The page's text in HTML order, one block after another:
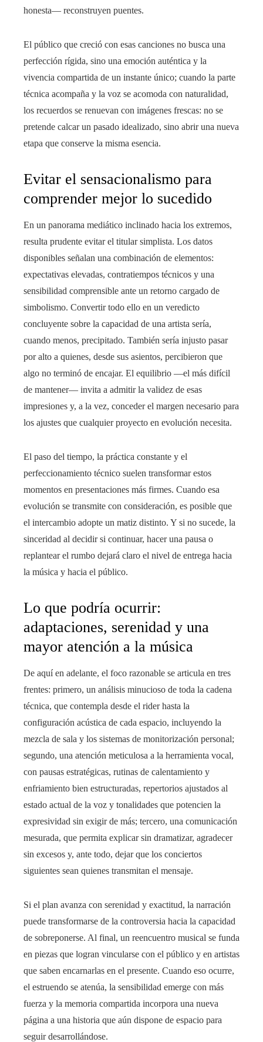
honesta— reconstruyen puentes.
El público que creció con esas canciones no busca una
perfección rígida, sino una emoción auténtica y la
vivencia compartida de un instante único; cuando la parte
técnica acompaña y la voz se acomoda con naturalidad,
los recuerdos se renuevan con imágenes frescas: no se
pretende calcar un pasado idealizado, sino abrir una nueva
etapa que conserve la misma esencia.
Evitar el sensacionalismo para
comprender mejor lo sucedido
En un panorama mediático inclinado hacia los extremos,
resulta prudente evitar el titular simplista. Los datos
disponibles señalan una combinación de elementos:
expectativas elevadas, contratiempos técnicos y una
sensibilidad comprensible ante un retorno cargado de
simbolismo. Convertir todo ello en un veredicto
concluyente sobre la capacidad de una artista sería,
cuando menos, precipitado. También sería injusto pasar
por alto a quienes, desde sus asientos, percibieron que
algo no terminó de encajar. El equilibrio —el más difícil
de mantener— invita a admitir la validez de esas
impresiones y, a la vez, conceder el margen necesario para
los ajustes que cualquier proyecto en evolución necesita.
El paso del tiempo, la práctica constante y el
perfeccionamiento técnico suelen transformar estos
momentos en presentaciones más firmes. Cuando esa
evolución se transmite con consideración, es posible que
el intercambio adopte un matiz distinto. Y si no sucede, la
sinceridad al decidir si continuar, hacer una pausa o
replantear el rumbo dejará claro el nivel de entrega hacia
la música y hacia el público.
Lo que podría ocurrir:
adaptaciones, serenidad y una
mayor atención a la música
De aquí en adelante, el foco razonable se articula en tres
frentes: primero, un análisis minucioso de toda la cadena
técnica, que contempla desde el rider hasta la
configuración acústica de cada espacio, incluyendo la
mezcla de sala y los sistemas de monitorización personal;
segundo, una atención meticulosa a la herramienta vocal,
con pausas estratégicas, rutinas de calentamiento y
enfriamiento bien estructuradas, repertorios ajustados al
estado actual de la voz y tonalidades que potencien la
expresividad sin exigir de más; tercero, una comunicación
mesurada, que permita explicar sin dramatizar, agradecer
sin excesos y, ante todo, dejar que los conciertos
siguientes sean quienes transmitan el mensaje.
Si el plan avanza con serenidad y exactitud, la narración
puede transformarse de la controversia hacia la capacidad
de sobreponerse. Al final, un reencuentro musical se funda
en piezas que logran vincularse con el público y en artistas
que saben encarnarlas en el presente. Cuando eso ocurre,
el estruendo se atenúa, la sensibilidad emerge con más
fuerza y la memoria compartida incorpora una nueva
página a una historia que aún dispone de espacio para
seguir desarrollándose.